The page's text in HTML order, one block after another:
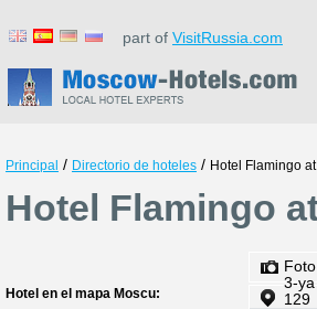
part of VisitRussia.com
Principal / Directorio de hoteles / Hotel Flamingo
Hotel Flamingo
Hotel en el mapa Moscu:
Foto
3-
129